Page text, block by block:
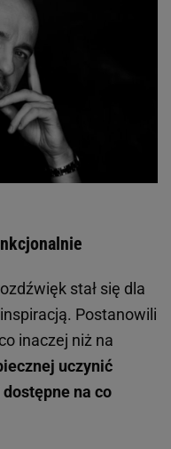
stał się dla
Postanowili
inaczej niż na
uczynić
na co